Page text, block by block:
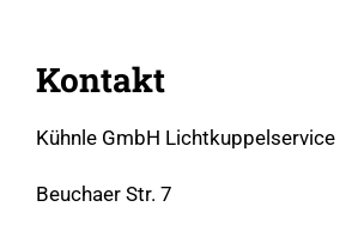
Kontakt
Kühnle GmbH Lichtkuppelservice
Beuchaer Str. 7